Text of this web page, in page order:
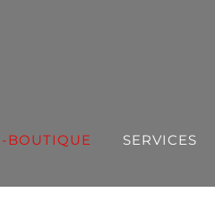
BOUTIQUE SERVICES